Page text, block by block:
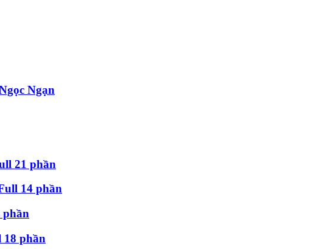
Ngạn
21 phần
14 phần
phần
18 phần